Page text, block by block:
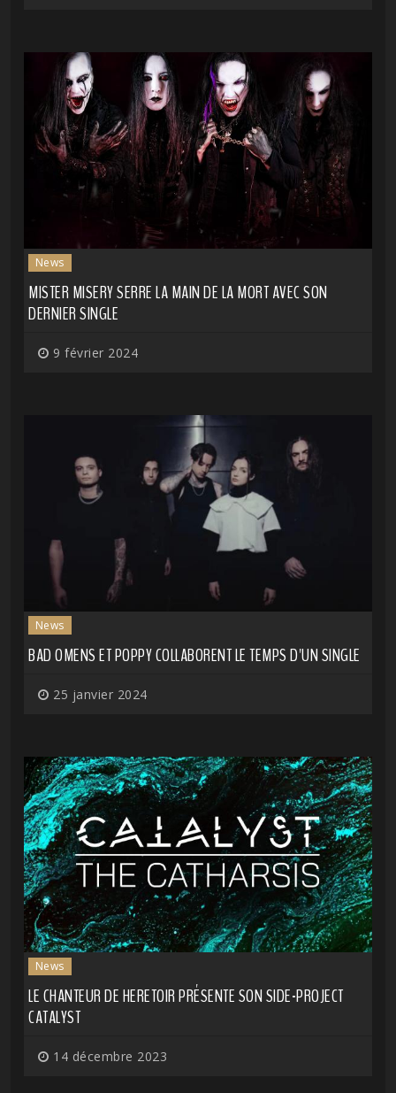
News
MISTER MISERY SERRE LA MAIN DE LA MORT AVEC SON
DERNIER SINGLE
9 février 2024
News
BAD OMENS ET POPPY COLLABORENT LE TEMPS D'UN SINGLE
25 janvier 2024
News
LE CHANTEUR DE HERETOIR PRÉSENTE SON SIDE-PROJECT
CATALYST
14 décembre 2023